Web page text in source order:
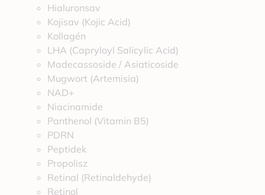
Hialuronsav
Kojisav (Kojic Acid)
Kollagén
LHA (Capryloyl Salicylic Acid)
Madecassoside / Asiaticoside
Mugwort (Artemisia)
NAD+
Niacinamide
Panthenol (Vitamin B5)
PDRN
Peptidek
Propolisz
Retinal (Retinaldehyde)
Retinol